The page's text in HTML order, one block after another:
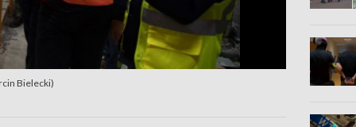
Bielecki)